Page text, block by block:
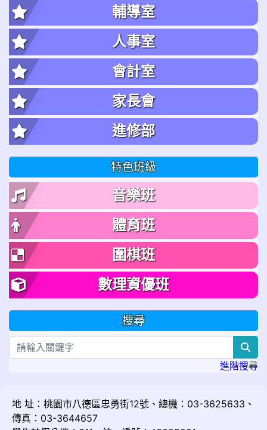
輔導室
人事室
會計室
家長會
進修部
特色班級
音樂班
體育班
圍棋班
數理資優班
搜尋
進階搜尋
地 址：桃園市八德區忠勇街12號、總機：03-3625633、
傳真：03-3644657